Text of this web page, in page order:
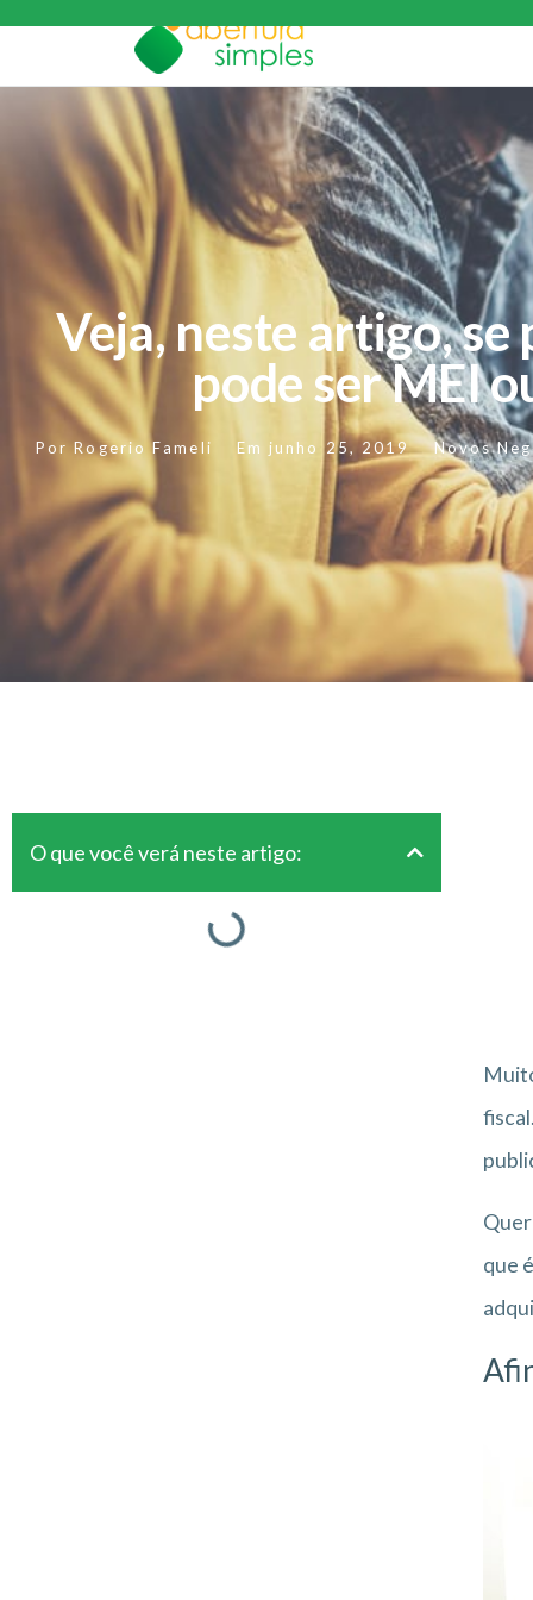
Veja, neste artigo,
pode ser MEI
Por Rogerio Fameli Em junho 25, 2019 Novos
O que você verá neste artigo:
que